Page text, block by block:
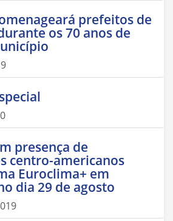
prefeitos de
os 70 anos de
presença de
centro-americanos
Euroclima+ em
dia 29 de agosto